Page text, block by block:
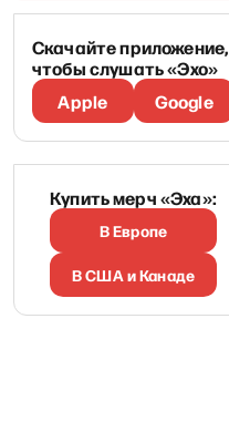
Скачайте приложение,
чтобы слушать «Эхо»
Apple
Google
Купить мерч «Эха»:
В Европе
В США и Канаде